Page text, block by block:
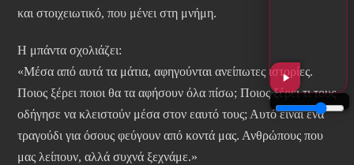
και στοιχειωτικό, που μένει στη μνήμη.
Η μπάντα σχολιάζει:
«Μέσα από αυτά τα μάτια, αφηγούνται ανείπωτες ιστορίες.
Ποιος ξέρει ποιοι θα τα αφήσουν όλα πίσω; Ποιος ξέρει τι τους
οδήγησε να κλειστούν μέσα στον εαυτό τους; Αυτό είναι ένα
τραγούδι για όσους φεύγουν από κοντά μας. Ανθρώπους που
μας λείπουν, αλλά συχνά ξεχνάμε.»